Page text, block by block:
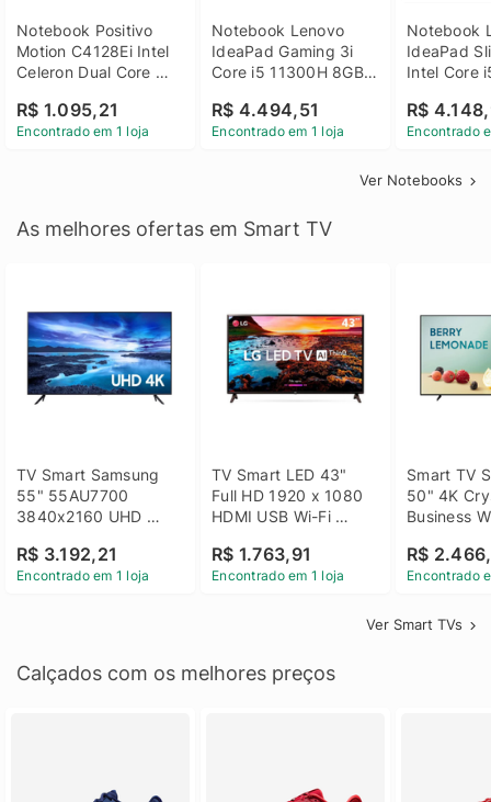
Notebook Positivo
Motion C4128Ei Intel
Celeron Dual Core
Linux 14 - 3002181
R$ 1.095,21
Encontrado em 1 loja
Notebook Lenovo
IdeaPad Gaming 3i
Core i5 11300H 8GB
GTX 1650 4GB 15.6
FHD Linux - Preto
R$ 4.494,51
Encontrado em 1 loja
Notebook
IdeaPad
Intel Core
SSD Win
R$
Encontrado
Ver Notebooks
As melhores ofertas em Smart TV
TV Smart Samsung
55" 55AU7700
3840x2160 UHD
Bluetooth
R$ 3.192,21
Encontrado em 1 loja
TV Smart LED 43"
Full HD 1920 x 1080
HDMI USB Wi-Fi
43LM631C0SB LG
R$ 1.763,91
Encontrado em 1 loja
Smart TV
50" 4K
Business
R$
Encontrado
Ver Smart TVs
Calçados com os melhores preços